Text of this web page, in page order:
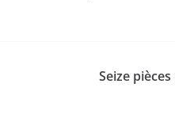
Seize